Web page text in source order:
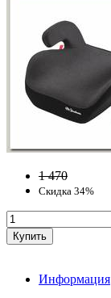
1 470
Скидка 34%
Информация